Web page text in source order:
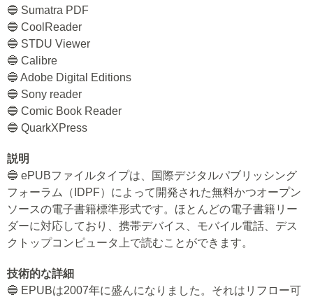
🔵 Sumatra PDF
🔵 CoolReader
🔵 STDU Viewer
🔵 Calibre
🔵 Adobe Digital Editions
🔵 Sony reader
🔵 Comic Book Reader
🔵 QuarkXPress
説明
🔵 ePUBファイルタイプは、国際デジタルパブリッシング
フォーラム（IDPF）によって開発された無料かつオープン
ソースの電子書籍標準形式です。ほとんどの電子書籍リー
ダーに対応しており、携帯デバイス、モバイル電話、デス
クトップコンピュータ上で読むことができます。
技術的な詳細
🔵 EPUBは2007年に盛んになりました。それはリフロー可